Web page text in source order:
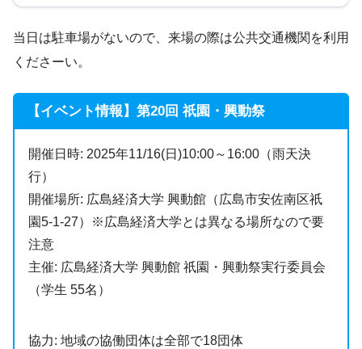
当日は駐車場がないので、来場の際は公共交通機関を利用
くださーい。
【イベント情報】第20回 祇園・興動祭
開催日時: 2025年11/16(日)10:00～16:00（雨天決
行）
開催場所: 広島経済大学 興動館（広島市安佐南区祇
園5-1-27）※広島経済大学とは異なる場所なので要
注意
主催: 広島経済大学 興動館 祇園・興動祭実行委員会
（学生 55名）
協力: 地域の協働団体は全部で18団体